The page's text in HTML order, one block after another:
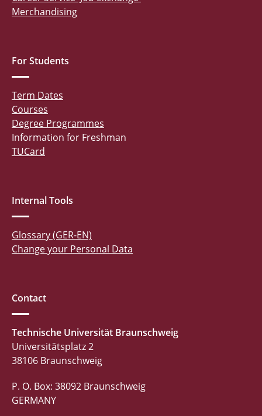
Merchandising
For Students
Term Dates
Courses
Degree Programmes
Information for Freshman
TUCard
Internal Tools
Glossary (GER-EN)
Change your Personal Data
Contact
Technische Universität Braunschweig
Universitätsplatz 2
38106 Braunschweig
P. O. Box: 38092 Braunschweig
GERMANY